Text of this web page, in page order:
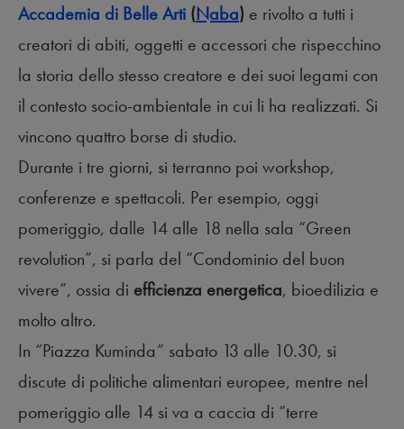
Accademia di Belle Arti (Naba) e rivolto a tutti i
creatori di abiti, oggetti e accessori che rispecchino
la storia dello stesso creatore e dei suoi legami con
il contesto socio-ambientale in cui li ha realizzati. Si
vincono quattro borse di studio.
Durante i tre giorni, si terranno poi workshop,
conferenze e spettacoli. Per esempio, oggi
pomeriggio, dalle 14 alle 18 nella sala “Green
revolution”, si parla del “Condominio del buon
vivere”, ossia di efficienza energetica, bioedilizia e
molto altro.
In “Piazza Kuminda” sabato 13 alle 10.30, si
discute di politiche alimentari europee, mentre nel
pomeriggio alle 14 si va a caccia di “terre